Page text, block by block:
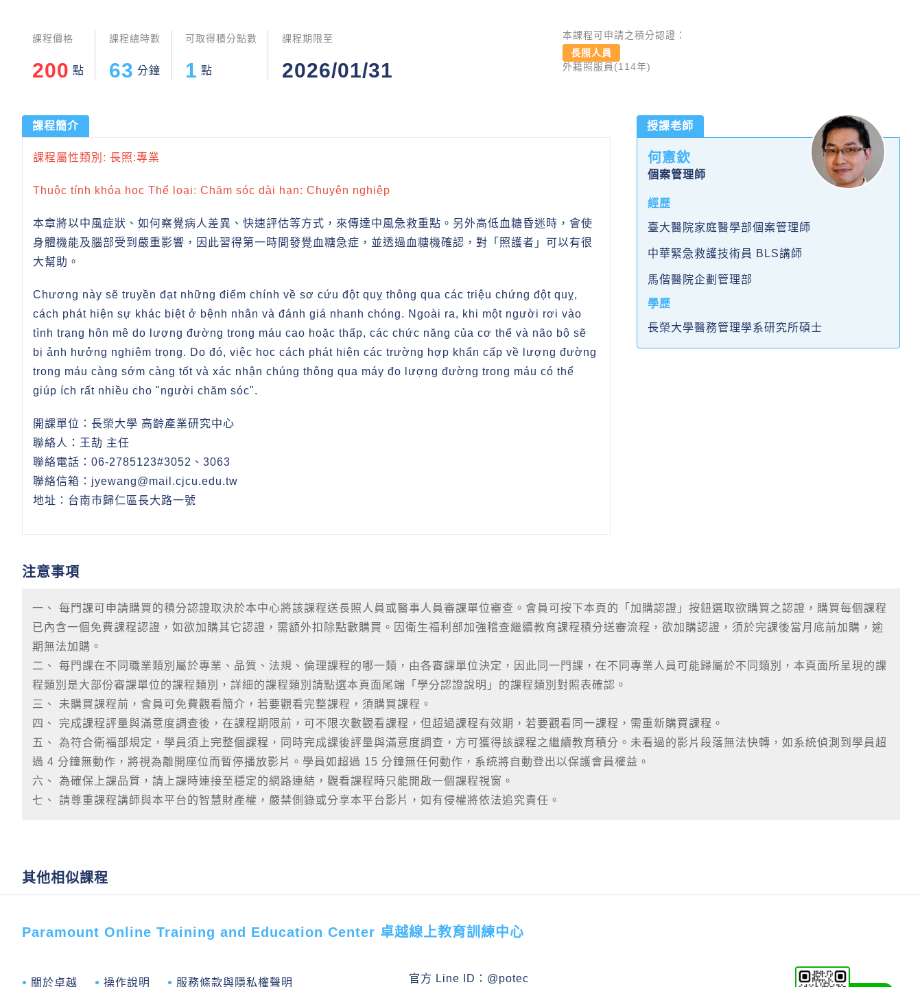
課程價格
200 點
課程總時數
63 分鐘
可取得積分點數
1 點
課程期限至
2026/01/31
本課程可申請之積分認證：
長照人員
外籍照服員(114年)
課程簡介
課程屬性類別: 長照:專業
Thuộc tính khóa học Thể loại: Chăm sóc dài hạn: Chuyên nghiệp
本章將以中風症狀、如何察覺病人差異、快速評估等方式，來傳達中風急救重點。另外高低血糖昏迷時，會使
身體機能及腦部受到嚴重影響，因此習得第一時間發覺血糖急症，並透過血糖機確認，對「照護者」可以有很
大幫助。
Chương này sẽ truyền đạt những điểm chính về sơ cứu đột quỵ thông qua các triệu chứng đột quỵ,
cách phát hiện sự khác biệt ở bệnh nhân và đánh giá nhanh chóng. Ngoài ra, khi một người rơi vào
tình trạng hôn mê do lượng đường trong máu cao hoặc thấp, các chức năng của cơ thể và não bộ sẽ
bị ảnh hưởng nghiêm trọng. Do đó, việc học cách phát hiện các trường hợp khẩn cấp về lượng đường
trong máu càng sớm càng tốt và xác nhận chúng thông qua máy đo lượng đường trong máu có thể
giúp ích rất nhiều cho "người chăm sóc".
開課單位：長榮大學 高齡產業研究中心
聯絡人：王劼 主任
聯絡電話：06-2785123#3052、3063
聯絡信箱：jyewang@mail.cjcu.edu.tw
地址：台南市歸仁區長大路一號
授課老師
何憲欽
個案管理師
經歷
臺大醫院家庭醫學部個案管理師
中華緊急救護技術員 BLS講師
馬偕醫院企劃管理部
學歷
長榮大學醫務管理學系研究所碩士
注意事項
一、 每門課可申請購買的積分認證取決於本中心將該課程送長照人員或醫事人員審課單位審查。會員可按下本頁的「加購認證」按鈕選取欲購買之認證，購買每個課程
已內含一個免費課程認證，如欲加購其它認證，需額外扣除點數購買。因衛生福利部加強稽查繼續教育課程積分送審流程，欲加購認證，須於完課後當月底前加購，逾
期無法加購。
二、 每門課在不同職業類別屬於專業、品質、法規、倫理課程的哪一類，由各審課單位決定，因此同一門課，在不同專業人員可能歸屬於不同類別，本頁面所呈現的課
程類別是大部份審課單位的課程類別，詳細的課程類別請點選本頁面尾端「學分認證說明」的課程類別對照表確認。
三、 未購買課程前，會員可免費觀看簡介，若要觀看完整課程，須購買課程。
四、 完成課程評量與滿意度調查後，在課程期限前，可不限次數觀看課程，但超過課程有效期，若要觀看同一課程，需重新購買課程。
五、 為符合衛福部規定，學員須上完整個課程，同時完成課後評量與滿意度調查，方可獲得該課程之繼續教育積分。未看過的影片段落無法快轉，如系統偵測到學員超
過 4 分鐘無動作，將視為離開座位而暫停播放影片。學員如超過 15 分鐘無任何動作，系統將自動登出以保護會員權益。
六、 為確保上課品質，請上課時連接至穩定的網路連結，觀看課程時只能開啟一個課程視窗。
七、 請尊重課程講師與本平台的智慧財產權，嚴禁側錄或分享本平台影片，如有侵權將依法追究責任。
其他相似課程
Paramount Online Training and Education Center 卓越線上教育訓練中心
關於卓越 操作說明 服務條款與隱私權聲明 官方 Line ID： @potec